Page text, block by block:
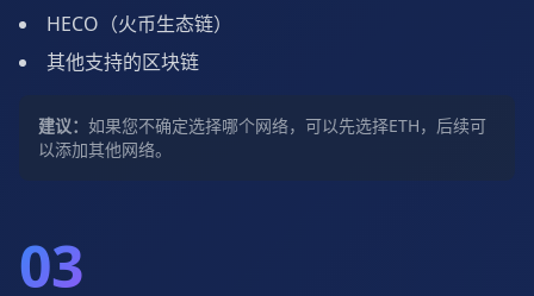
HECO（火币生态链）
其他支持的区块链
建议： 如果您不确定选择哪个网络，可以先选择ETH，后续可
以添加其他网络。
03